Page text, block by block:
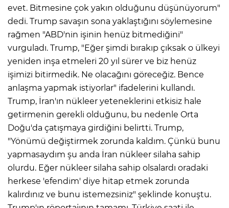
evet. Bitmesine çok yakın olduğunu düşünüyorum"
dedi. Trump savaşın sona yaklaştığını söylemesine
rağmen "ABD'nin işinin henüz bitmediğini"
vurguladı. Trump, "Eğer şimdi bırakıp çıksak o ülkeyi
yeniden inşa etmeleri 20 yıl sürer ve biz henüz
işimizi bitirmedik. Ne olacağını göreceğiz. Bence
anlaşma yapmak istiyorlar" ifadelerini kullandı.
Trump, İran'ın nükleer yeteneklerini etkisiz hale
getirmenin gerekli olduğunu, bu nedenle Orta
Doğu'da çatışmaya girdiğini belirtti. Trump,
"Yönümü değiştirmek zorunda kaldım. Çünkü bunu
yapmasaydım şu anda İran nükleer silaha sahip
olurdu. Eğer nükleer silaha sahip olsalardı oradaki
herkese 'efendim' diye hitap etmek zorunda
kalırdınız ve bunu istemezsiniz" şeklinde konuştu.